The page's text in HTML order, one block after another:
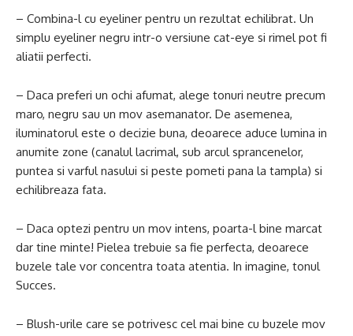
– Combina-l cu eyeliner pentru un rezultat echilibrat. Un
simplu eyeliner negru intr-o versiune cat-eye si rimel pot fi
aliatii perfecti.
– Daca preferi un ochi afumat, alege tonuri neutre precum
maro, negru sau un mov asemanator. De asemenea,
iluminatorul este o decizie buna, deoarece aduce lumina in
anumite zone (canalul lacrimal, sub arcul sprancenelor,
puntea si varful nasului si peste pometi pana la tampla) si
echilibreaza fata.
– Daca optezi pentru un mov intens, poarta-l bine marcat
dar tine minte! Pielea trebuie sa fie perfecta, deoarece
buzele tale vor concentra toata atentia. In imagine, tonul
Succes.
– Blush-urile care se potrivesc cel mai bine cu buzele mov